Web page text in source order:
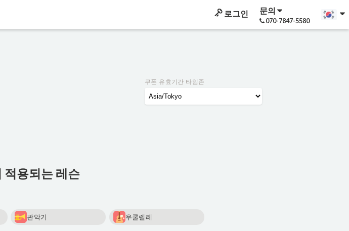
로그인 문의
070-7847-5580
쿠폰 유효기간 타임존
적용되는 레슨
관악기 우쿨렐레